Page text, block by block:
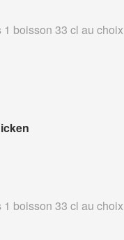
1 boisson 33 cl au choix
1 boisson 33 cl au choix